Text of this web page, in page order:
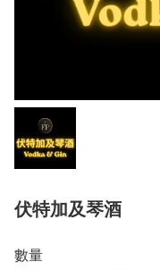
伏特加及琴酒
數量